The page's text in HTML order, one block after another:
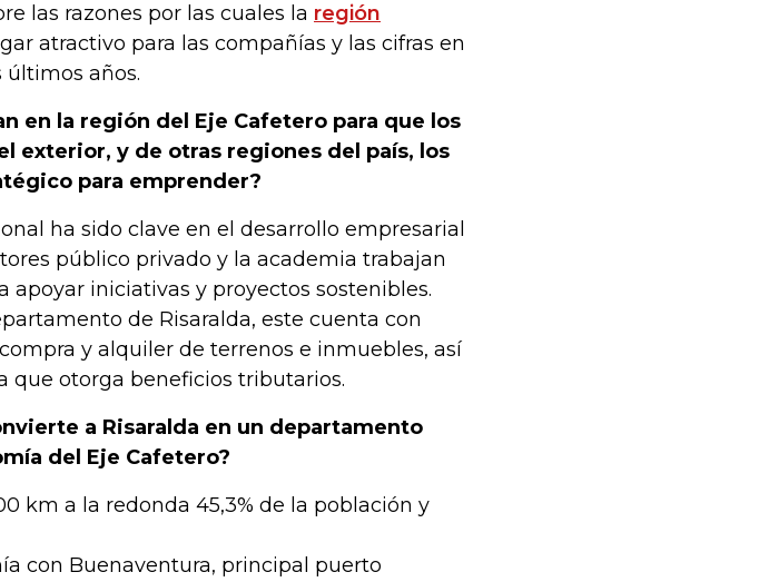
las razones por las cuales la región
atractivo para las compañías y las cifras en
últimos años.
en la región del Eje Cafetero para que los
exterior, y de otras regiones del país, los
para emprender?
ha sido clave en el desarrollo empresarial
público privado y la academia trabajan
apoyar iniciativas y proyectos sostenibles.
de Risaralda, este cuenta con
y alquiler de terrenos e inmuebles, así
que otorga beneficios tributarios.
a Risaralda en un departamento
del Eje Cafetero?
km a la redonda 45,3% de la población y
con Buenaventura, principal puerto